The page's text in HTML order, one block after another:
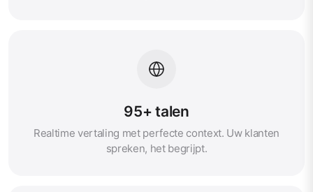
95+ talen
Realtime vertaling met perfecte context. Uw klanten
spreken, het begrijpt.